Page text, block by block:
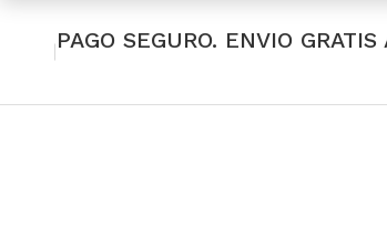
PAGO SEGURO. ENVIO